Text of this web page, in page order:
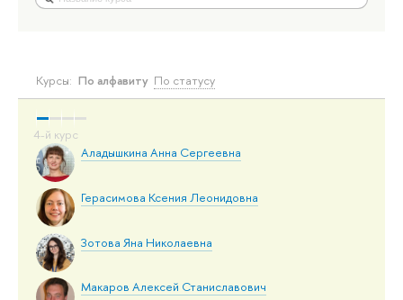
Курсы: По алфавиту По статусу
Аладышкина Анна Сергеевна
Герасимова Ксения Леонидовна
Зотова Яна Николаевна
Макаров Алексей Станиславович